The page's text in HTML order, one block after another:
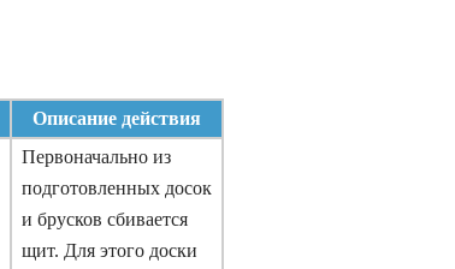
Описание действия
Первоначально из
подготовленных досок
и брусков сбивается
щит. Для этого доски